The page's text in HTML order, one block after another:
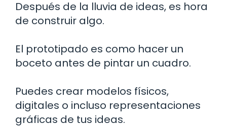
Después de la lluvia de ideas, es hora
de construir algo.
El prototipado es como hacer un
boceto antes de pintar un cuadro.
Puedes crear modelos físicos,
digitales o incluso representaciones
gráficas de tus ideas.